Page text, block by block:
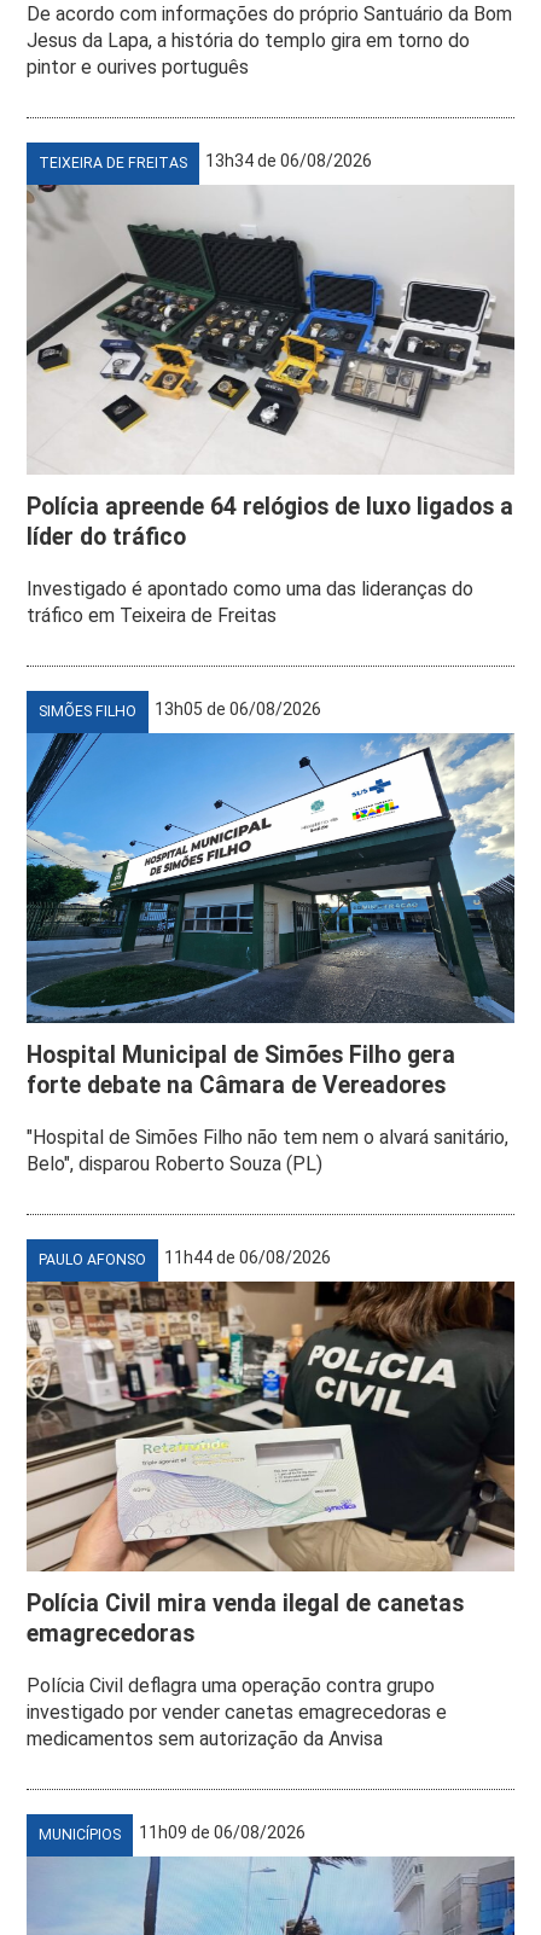
De acordo com informações do próprio Santuário da Bom
Jesus da Lapa, a história do templo gira em torno do
pintor e ourives português
TEIXEIRA DE FREITAS 13h34 de 06/08/2026
Polícia apreende 64 relógios de luxo ligados a
líder do tráfico
Investigado é apontado como uma das lideranças do
tráfico em Teixeira de Freitas
SIMÕES FILHO 13h05 de 06/08/2026
Hospital Municipal de Simões Filho gera
forte debate na Câmara de Vereadores
"Hospital de Simões Filho não tem nem o alvará sanitário,
Belo", disparou Roberto Souza (PL)
PAULO AFONSO 11h44 de 06/08/2026
Polícia Civil mira venda ilegal de canetas
emagrecedoras
Polícia Civil deflagra uma operação contra grupo
investigado por vender canetas emagrecedoras e
medicamentos sem autorização da Anvisa
MUNICÍPIOS 11h09 de 06/08/2026